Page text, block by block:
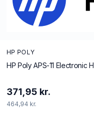
HP POLY
HP Poly APS-11 Electronic
371,95 kr.
464,94 kr.